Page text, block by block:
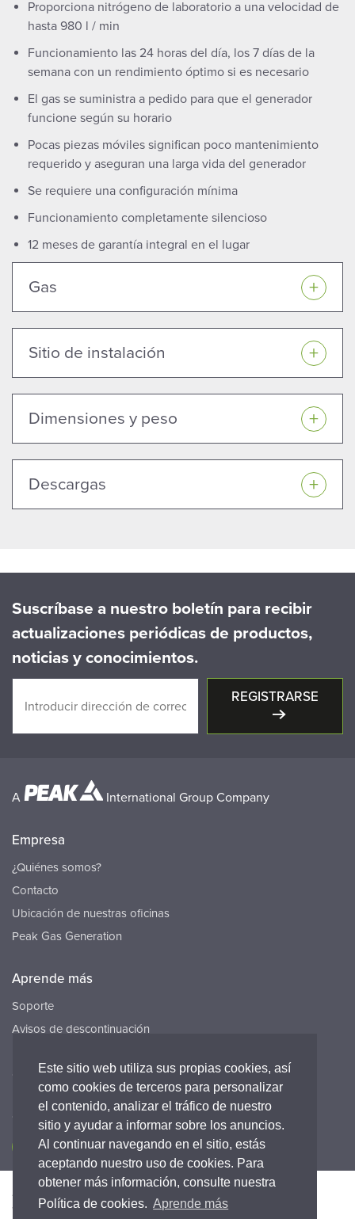
Este sitio web utiliza sus propias cookies, así
como cookies de terceros para personalizar
el contenido, analizar el tráfico de nuestro
sitio y ayudar a informar sobre los anuncios.
Al continuar navegando en el sitio, estás
aceptando nuestro uso de cookies. Para
obtener más información, consulte nuestra
Política de cookies. Aprende más
Proporciona nitrógeno de laboratorio a una velocidad de
hasta 980 l / min
Funcionamiento las 24 horas del día, los 7 días de la
semana con un rendimiento óptimo si es necesario
El gas se suministra a pedido para que el generador
funcione según su horario
Pocas piezas móviles significan poco mantenimiento
requerido y aseguran una larga vida del generador
Se requiere una configuración mínima
Funcionamiento completamente silencioso
12 meses de garantía integral en el lugar
Gas
Sitio de instalación
Dimensiones y peso
Descargas
Suscríbase a nuestro boletín para recibir
actualizaciones periódicas de productos,
noticias y conocimientos.
REGISTRARSE
A International Group Company
Empresa
¿Quiénes somos?
Contacto
Ubicación de nuestras oficinas
Peak Gas Generation
Aprende más
Soporte
Avisos de descontinuación
Carreras
Conecta con nosotros
Accesibilidad Política de Privacidad
Warranty statement
Términos y condiciones